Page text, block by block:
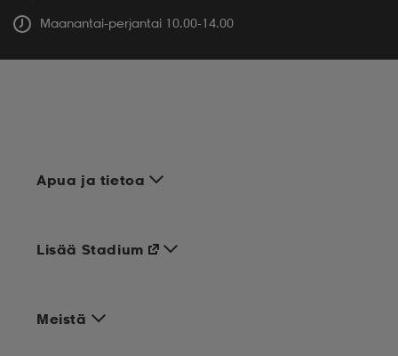
Maanantai-perjantai 10.00-14.00
Apua ja tietoa
Meistä
Lisää Stadium